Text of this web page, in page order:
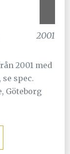
2001
2001 med
spec.
Göteborg